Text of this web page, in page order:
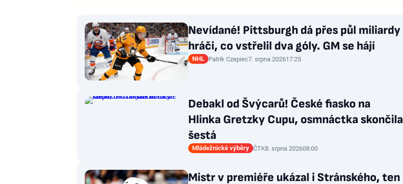
Nevídané! Pittsburgh dá přes půl miliardy
hráči, co vstřelil dva góly. GM se hájí
NHL Patrik Czepiec7. srpna 202617:25
Debakl od Švýcarů! České fiasko na
Hlinka Gretzky Cupu, osmnáctka skončila
šestá
Mládežnické výběry ČTK8. srpna 202608:00
Mistr v premiéře ukázal i Stránského, ten